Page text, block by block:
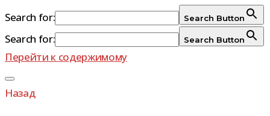
Search for: Search Button
Search for: Search Button
Перейти к содержимому
Назад